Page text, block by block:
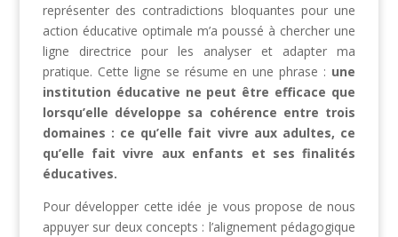
représenter des contradictions bloquantes pour une
action éducative optimale m’a poussé à chercher une
ligne directrice pour les analyser et adapter ma
pratique. Cette ligne se résume en une phrase : une
institution éducative ne peut être efficace que
lorsqu’elle développe sa cohérence entre trois
domaines : ce qu’elle fait vivre aux adultes, ce
qu’elle fait vivre aux enfants et ses finalités
éducatives.
Pour développer cette idée je vous propose de nous
appuyer sur deux concepts : l’alignement pédagogique